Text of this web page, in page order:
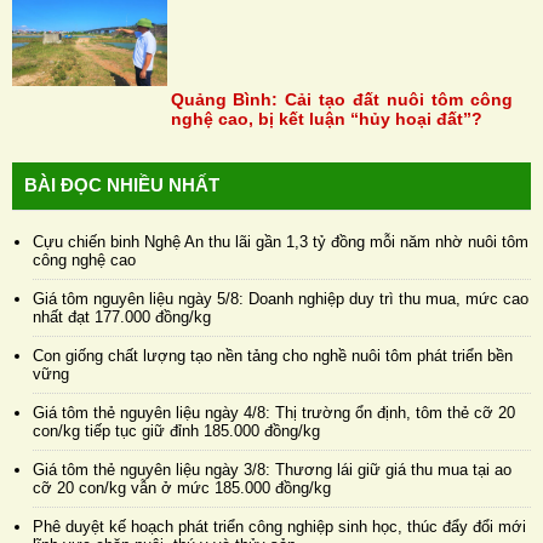
Quảng Bình: Cải tạo đất nuôi tôm công
nghệ cao, bị kết luận “hủy hoại đất”?
BÀI ĐỌC NHIỀU NHẤT
Cựu chiến binh Nghệ An thu lãi gần 1,3 tỷ đồng mỗi năm nhờ nuôi tôm
công nghệ cao
Giá tôm nguyên liệu ngày 5/8: Doanh nghiệp duy trì thu mua, mức cao
nhất đạt 177.000 đồng/kg
Con giống chất lượng tạo nền tảng cho nghề nuôi tôm phát triển bền
vững
Giá tôm thẻ nguyên liệu ngày 4/8: Thị trường ổn định, tôm thẻ cỡ 20
con/kg tiếp tục giữ đỉnh 185.000 đồng/kg
Giá tôm thẻ nguyên liệu ngày 3/8: Thương lái giữ giá thu mua tại ao
cỡ 20 con/kg vẫn ở mức 185.000 đồng/kg
Phê duyệt kế hoạch phát triển công nghiệp sinh học, thúc đẩy đổi mới